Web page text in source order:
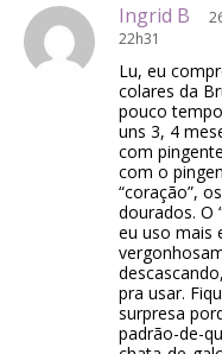
Ingrid B
22h31
Lu, eu
colares da
pouco
uns 3, 4
com
com o
“coração”,
dourados. O
eu uso mais
pra usar.
surpresa
padrão-de-